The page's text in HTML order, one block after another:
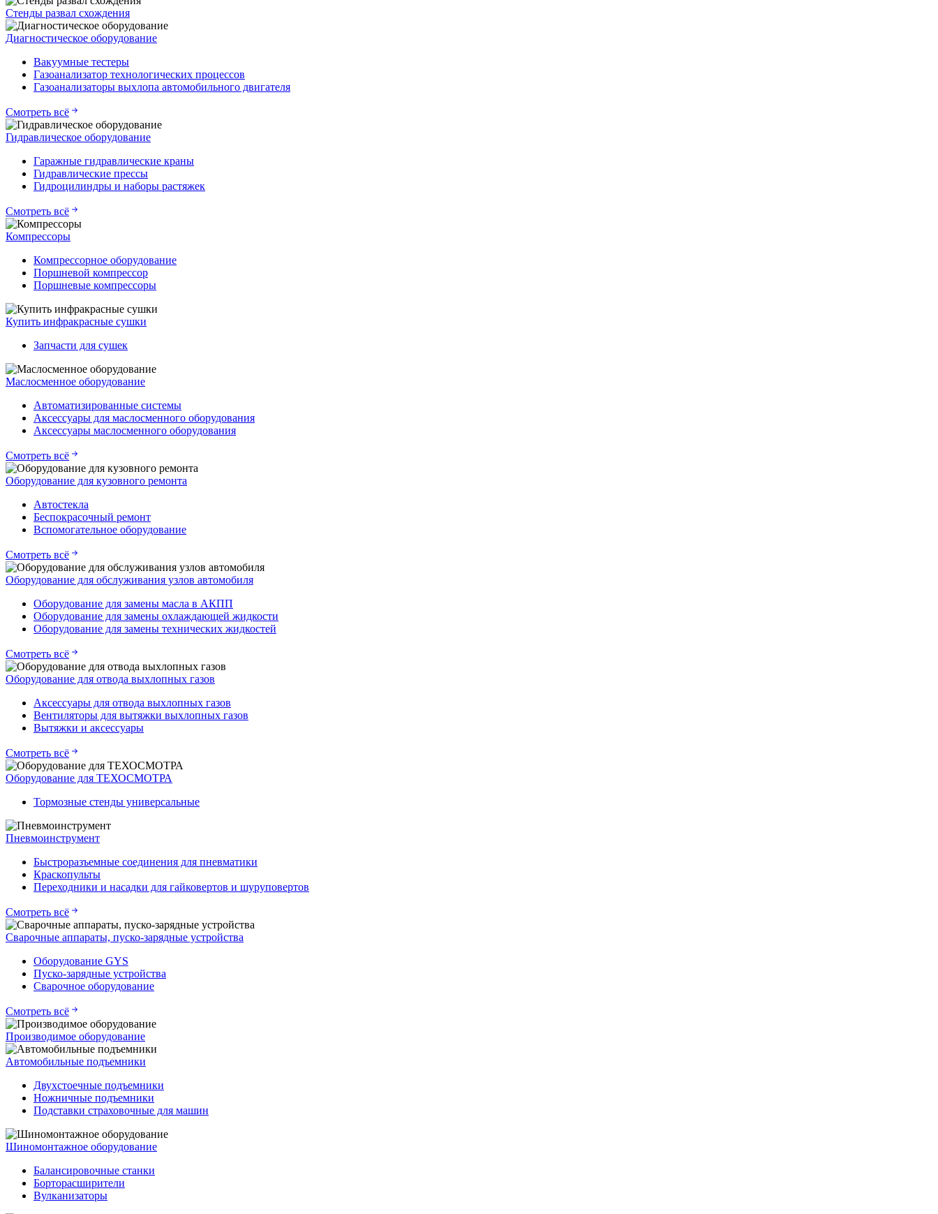
Стенды развал схождения
Диагностическое оборудование
Вакуумные тестеры
Газоанализатор технологических процессов
Газоанализаторы выхлопа автомобильного двигателя
Смотреть всё
Гидравлическое оборудование
Гаражные гидравлические краны
Гидравлические прессы
Гидроцилиндры и наборы растяжек
Смотреть всё
Компрессоры
Компрессорное оборудование
Поршневой компрессор
Поршневые компрессоры
Купить инфракрасные сушки
Запчасти для сушек
Маслосменное оборудование
Автоматизированные системы
Аксессуары для маслосменного оборудования
Аксессуары маслосменного оборудования
Смотреть всё
Оборудование для кузовного ремонта
Автостекла
Беспокрасочный ремонт
Вспомогательное оборудование
Смотреть всё
Оборудование для обслуживания узлов автомобиля
Оборудование для замены масла в АКПП
Оборудование для замены охлаждающей жидкости
Оборудование для замены технических жидкостей
Смотреть всё
Оборудование для отвода выхлопных газов
Аксессуары для отвода выхлопных газов
Вентиляторы для вытяжки выхлопных газов
Вытяжки и аксессуары
Смотреть всё
Оборудование для ТЕХОСМОТРА
Тормозные стенды универсальные
Пневмоинструмент
Быстроразъемные соединения для пневматики
Краскопульты
Переходники и насадки для гайковертов и шуруповертов
Смотреть всё
Сварочные аппараты, пуско-зарядные устройства
Оборудование GYS
Пуско-зарядные устройства
Сварочное оборудование
Смотреть всё
Производимое оборудование
Автомобильные подъемники
Двухстоечные подъемники
Ножничные подъемники
Подставки страховочные для машин
Шиномонтажное оборудование
Балансировочные станки
Борторасширители
Вулканизаторы